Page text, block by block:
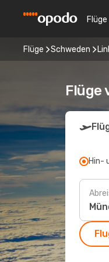
Flüge
Flüge Schweden
Flüge
Hin-